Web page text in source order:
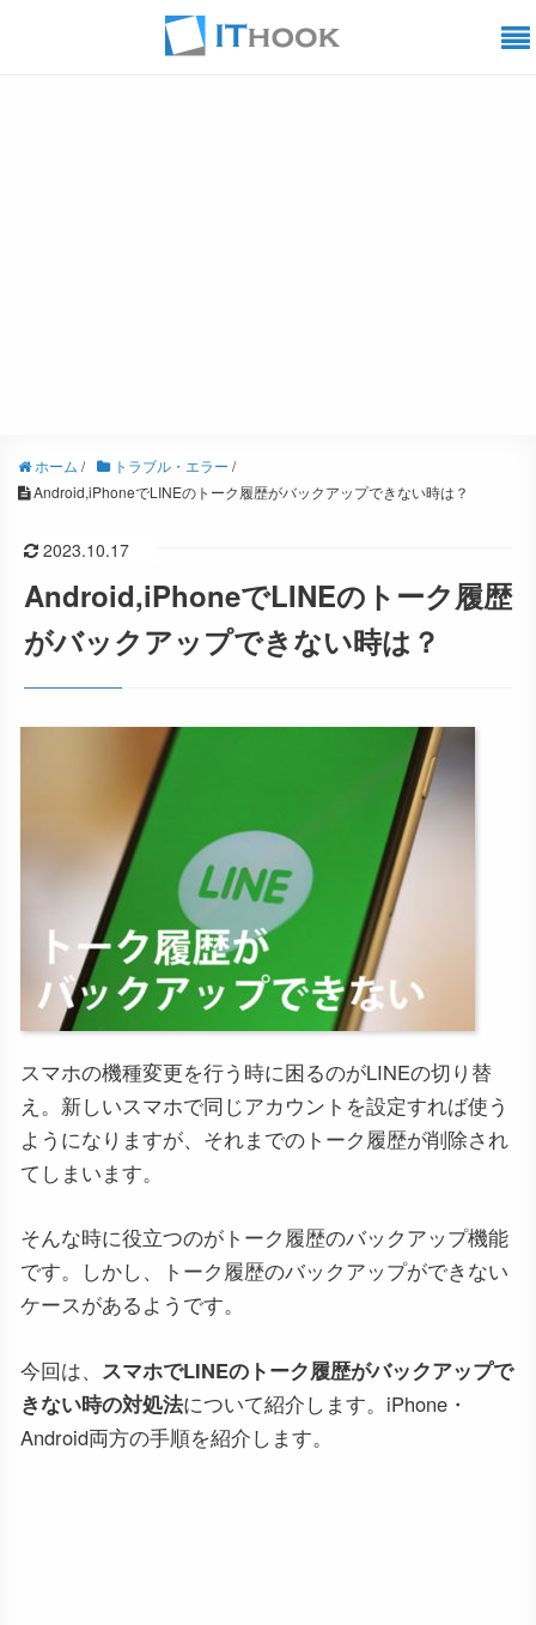
ホーム / トラブル・エラー /
Android,iPhoneでLINEのトーク履歴がバックアップできない時は？
2023.10.17
Android,iPhoneでLINEのトーク履歴
がバックアップできない時は？
スマホの機種変更を行う時に困るのがLINEの切り替
え。新しいスマホで同じアカウントを設定すれば使う
ようになりますが、それまでのトーク履歴が削除され
てしまいます。
そんな時に役立つのがトーク履歴のバックアップ機能
です。しかし、トーク履歴のバックアップができない
ケースがあるようです。
今回は、 スマホでLINEのトーク履歴がバックアップで
きない時の対処法について紹介します。iPhone・
Android両方の手順を紹介します。